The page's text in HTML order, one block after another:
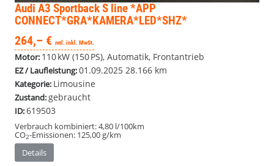
Audi A3 SportbackS line *APP
CONNECT*GRA*KAMERA*LED*SHZ*
264,– € mtl. inkl. MwSt.
Motor: 110 kW (150 PS), Automatik, Frontantrieb
EZ / Laufleistung:01.09.2025 28.166 km
Kategorie: Limousine
Zustand: gebraucht
ID:619503
Verbrauch kombiniert:4,80 l/100km
CO2-Emissionen: 125,00 g/km
Details